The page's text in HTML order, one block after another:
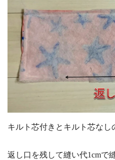
キルト芯付きとキルト芯なし
返し口を残して縫い代1cmで